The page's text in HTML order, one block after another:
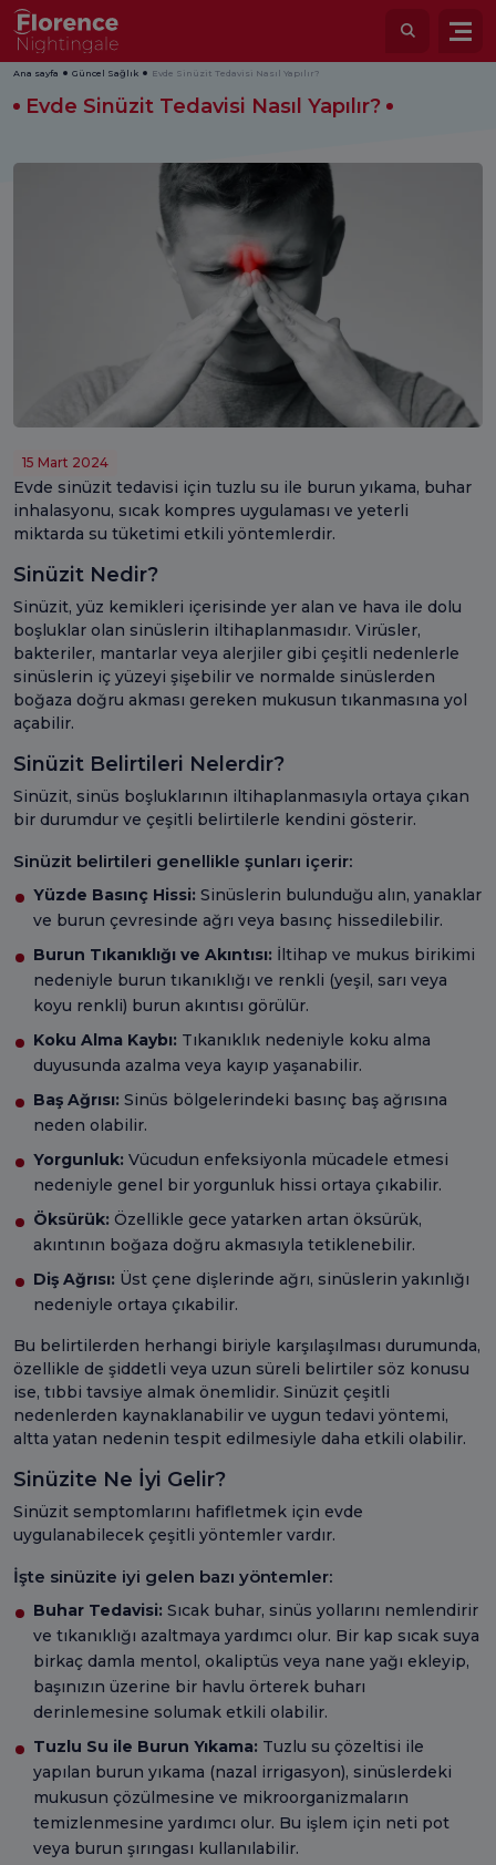
Ana sayfa Güncel Sağlık Evde Sinüzit Tedavisi Nasıl Yapılır?
Evde Sinüzit Tedavisi Nasıl Yapılır?
15 Mart 2024
Evde sinüzit tedavisi için tuzlu su ile burun yıkama, buhar
inhalasyonu, sıcak kompres uygulaması ve yeterli
miktarda su tüketimi etkili yöntemlerdir.
Sinüzit Nedir?
Sinüzit, yüz kemikleri içerisinde yer alan ve hava ile dolu
boşluklar olan sinüslerin iltihaplanmasıdır. Virüsler,
bakteriler, mantarlar veya alerjiler gibi çeşitli nedenlerle
sinüslerin iç yüzeyi şişebilir ve normalde sinüslerden
boğaza doğru akması gereken mukusun tıkanmasına yol
açabilir.
Sinüzit Belirtileri Nelerdir?
Sinüzit, sinüs boşluklarının iltihaplanmasıyla ortaya çıkan
bir durumdur ve çeşitli belirtilerle kendini gösterir.
Sinüzit belirtileri genellikle şunları içerir:
Yüzde Basınç Hissi: Sinüslerin bulunduğu alın, yanaklar
ve burun çevresinde ağrı veya basınç hissedilebilir.
Burun Tıkanıklığı ve Akıntısı: İltihap ve mukus birikimi
nedeniyle burun tıkanıklığı ve renkli (yeşil, sarı veya
koyu renkli) burun akıntısı görülür.
Koku Alma Kaybı: Tıkanıklık nedeniyle koku alma
duyusunda azalma veya kayıp yaşanabilir.
Baş Ağrısı: Sinüs bölgelerindeki basınç baş ağrısına
neden olabilir.
Yorgunluk: Vücudun enfeksiyonla mücadele etmesi
nedeniyle genel bir yorgunluk hissi ortaya çıkabilir.
Öksürük: Özellikle gece yatarken artan öksürük,
akıntının boğaza doğru akmasıyla tetiklenebilir.
Diş Ağrısı: Üst çene dişlerinde ağrı, sinüslerin yakınlığı
nedeniyle ortaya çıkabilir.
Bu belirtilerden herhangi biriyle karşılaşılması durumunda,
özellikle de şiddetli veya uzun süreli belirtiler söz konusu
ise, tıbbi tavsiye almak önemlidir. Sinüzit çeşitli
nedenlerden kaynaklanabilir ve uygun tedavi yöntemi,
altta yatan nedenin tespit edilmesiyle daha etkili olabilir.
Sinüzite Ne İyi Gelir?
Sinüzit semptomlarını hafifletmek için evde
uygulanabilecek çeşitli yöntemler vardır.
İşte sinüzite iyi gelen bazı yöntemler:
Buhar Tedavisi: Sıcak buhar, sinüs yollarını nemlendirir
ve tıkanıklığı azaltmaya yardımcı olur. Bir kap sıcak suya
birkaç damla mentol, okaliptüs veya nane yağı ekleyip,
başınızın üzerine bir havlu örterek buharı
derinlemesine solumak etkili olabilir.
Tuzlu Su ile Burun Yıkama: Tuzlu su çözeltisi ile
yapılan burun yıkama (nazal irrigasyon), sinüslerdeki
mukusun çözülmesine ve mikroorganizmaların
temizlenmesine yardımcı olur. Bu işlem için neti pot
veya burun şırıngası kullanılabilir.